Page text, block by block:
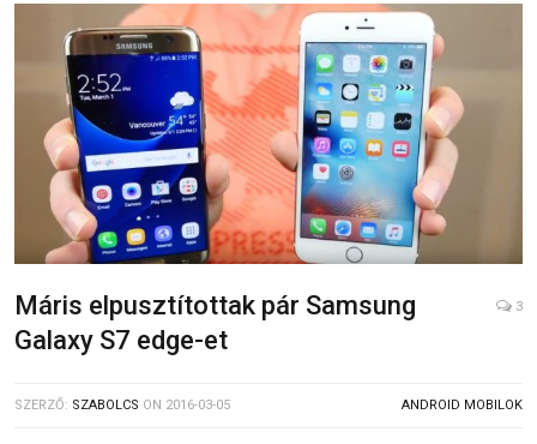
Máris elpusztítottak pár Samsung
Galaxy S7 edge-et
3
SZERZŐ: SZABOLCS ON 2016-03-05 ANDROID MOBILOK